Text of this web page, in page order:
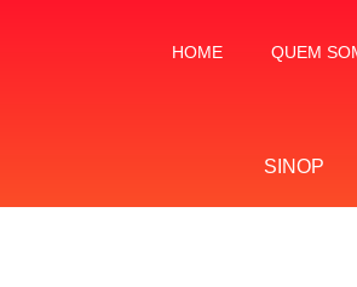
HOME QUEM
SINOP